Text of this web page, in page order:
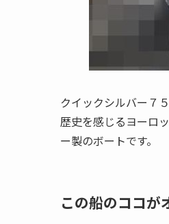
クイックシルバー７
歴史を感じるヨーロ
ー製のボートです。
この船のココが